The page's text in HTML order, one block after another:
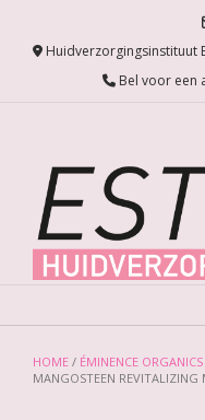
Huidverzorgingsinstituut
Bel voor een
HOME / ÉMINENCE ORGANICS
MANGOSTEEN REVITALIZING